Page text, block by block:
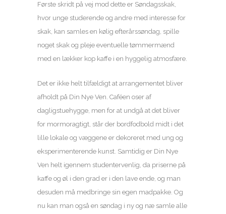
Første skridt på vej mod dette er Søndagsskak,
hvor unge studerende og andre med interesse for
skak, kan samles en kølig efterårssøndag, spille
noget skak og pleje eventuelle tømmermænd
med en lækker kop kaffe i en hyggelig atmosfære.
Det er ikke helt tilfældigt at arrangementet bliver
afholdt på Din Nye Ven. Caféen oser af
dagligstuehygge, men for at undgå at det bliver
for mormoragtigt, står der bordfodbold midt i det
lille lokale og væggene er dekoreret med ung og
eksperimenterende kunst. Samtidig er Din Nye
Ven helt igennem studentervenlig, da priserne på
kaffe og øl i den grad er i den lave ende, og man
desuden må medbringe sin egen madpakke. Og
nu kan man også en søndag i ny og næ samle alle